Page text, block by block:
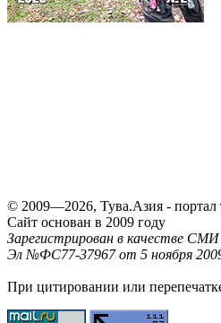
© 2009—2026, Тува.Азия - портал
Сайт основан в 2009 году
Зарегистрирован в качестве СМИ
Эл №ФС77-37967 от 5 ноября
При цитировании или